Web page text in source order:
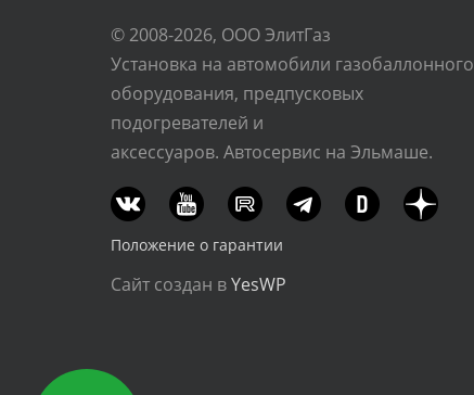
© 2008-2026, ООО ЭлитГаз
Установка на автомобили газобаллонного
оборудования, предпусковых
подогревателей и
аксессуаров. Автосервис на Эльмаше.
Положение о гарантии
Сайт создан вYesWP